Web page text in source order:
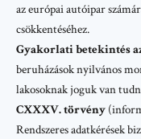
az európai autóipar
csökkentéséhez.
Gyakorlati betekintés
beruházások nyilvános
lakosoknak joguk van
CXXXV. törvény
Rendszeres adatkérések